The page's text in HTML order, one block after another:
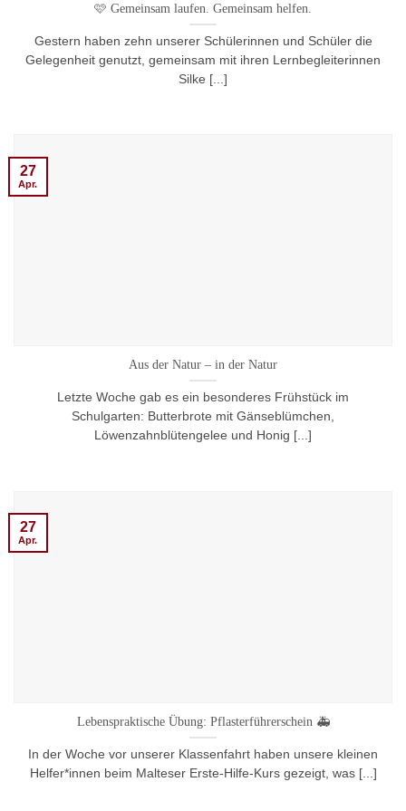
🩷 Gemeinsam laufen. Gemeinsam helfen.
Gestern haben zehn unserer Schülerinnen und Schüler die
Gelegenheit genutzt, gemeinsam mit ihren Lernbegleiterinnen
Silke [...]
Aus der Natur – in der Natur
Letzte Woche gab es ein besonderes Frühstück im
Schulgarten: Butterbrote mit Gänseblümchen,
Löwenzahnblütengelee und Honig [...]
27
Apr.
Lebenspraktische Übung: Pflasterführerschein 🚑
In der Woche vor unserer Klassenfahrt haben unsere kleinen
Helfer*innen beim Malteser Erste-Hilfe-Kurs gezeigt, was [...]
27
Apr.